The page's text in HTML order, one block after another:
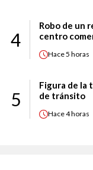
4
Robo de un
centro
Hace5 horas
5
Figura de la
de tránsito
Hace4 horas